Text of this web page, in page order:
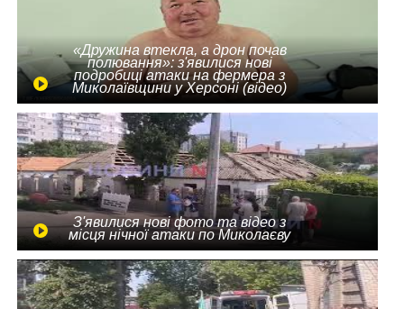
«Дружина втекла, а дрон почав
полювання»: з'явилися нові
подробиці атаки на фермера з
Миколаївщини у Херсоні (відео)
З'явилися нові фото та відео з
місця нічної атаки по Миколаєву